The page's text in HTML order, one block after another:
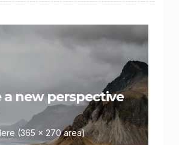
a new perspective
(365 x 270 area)